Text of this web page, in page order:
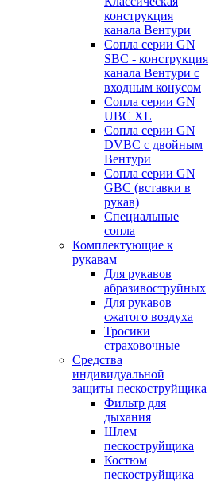
конструкция
канала Вентури
Сопла серии GN
SBC - конструкция
канала Вентури c
входным конусом
Сопла серии GN
UBC XL
Сопла серии GN
DVBC с двойным
Вентури
Сопла серии GN
GBC (вставки в
рукав)
Специальные
сопла
Комплектующие к
рукавам
Для рукавов
абразивоструйных
Для рукавов
сжатого воздуха
Тросики
страховочные
Средства
индивидуальной
защиты пескоструйщика
Фильтр для
дыхания
Шлем
пескоструйщика
Костюм
пескоструйщика